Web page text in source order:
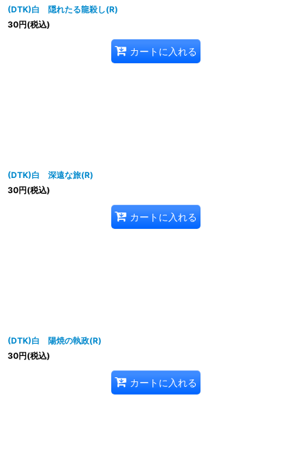
(DTK)白 隠れたる龍殺し(R)
30円(税込)
カートに入れる
(DTK)白 深遠な旅(R)
30円(税込)
カートに入れる
(DTK)白 陽焼の執政(R)
30円(税込)
カートに入れる